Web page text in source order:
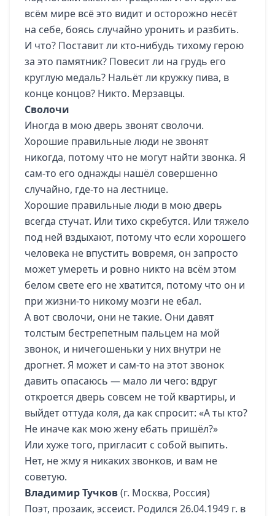
всём мире всё это видит и осторожно несёт
на себе, боясь случайно уронить и разбить.
И что? Поставит ли кто-нибудь тихому герою
за это памятник? Повесит ли на грудь его
круглую медаль? Нальёт ли кружку пива, в
конце концов? Никто. Мерзавцы.
Сволочи
Иногда в мою дверь звонят сволочи.
Хорошие правильные люди не звонят
никогда, потому что не могут найти звонка. Я
сам-то его однажды нашёл совершенно
случайно, где-то на лестнице.
Хорошие правильные люди в мою дверь
всегда стучат. Или тихо скребутся. Или тяжело
под ней вздыхают, потому что если хорошего
человека не впустить вовремя, он запросто
может умереть и ровно никто на всём этом
белом свете его не хватится, потому что он и
при жизни-то никому мозги не ебал.
А вот сволочи, они не такие. Они давят
толстым бестрепетным пальцем на мой
звонок, и ничегошеньки у них внутри не
дрогнет. Я может и сам-то на этот звонок
давить опасаюсь — мало ли чего: вдруг
откроется дверь совсем не той квартиры, и
выйдет оттуда коля, да как спросит: «А ты кто?
Не иначе как мою жену ебать пришёл?»
Или хуже того, пригласит с собой выпить.
Нет, не жму я никаких звонков, и вам не
советую.
Владимир Тучков(г. Москва, Россия)
Поэт, прозаик, эссеист. Родился 26.04.1949 г. в